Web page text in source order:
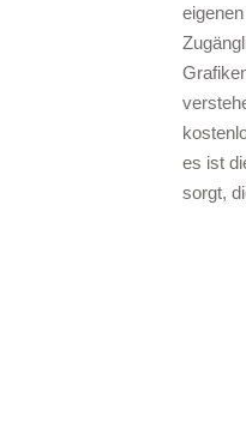
es ist
sorgt,